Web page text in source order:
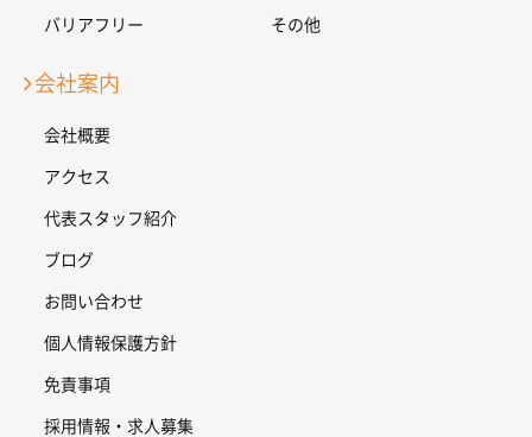
バリアフリー その他
会社案内
会社概要
アクセス
代表スタッフ紹介
ブログ
お問い合わせ
個人情報保護方針
免責事項
採用情報・求人募集